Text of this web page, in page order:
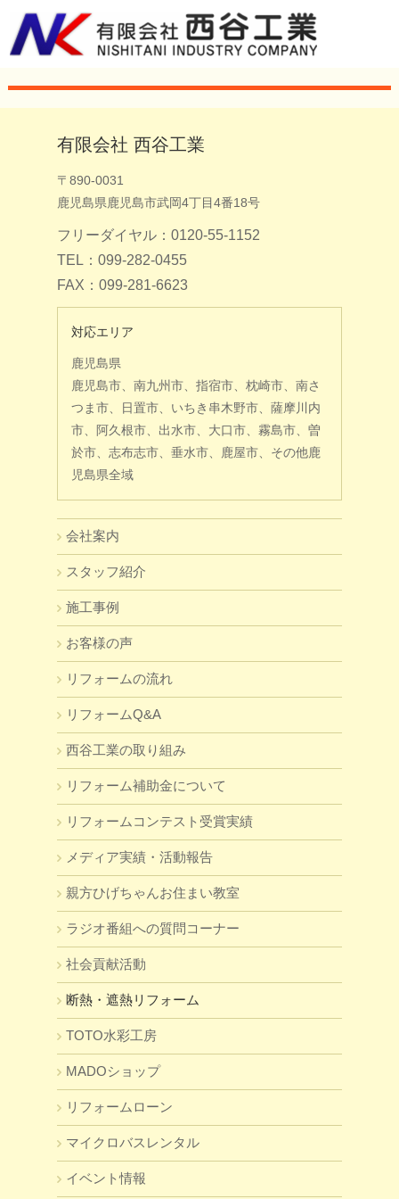
有限会社 西谷工業
〒890-0031
鹿児島県鹿児島市武岡4丁目4番18号
フリーダイヤル：0120-55-1152
TEL：099-282-0455
FAX：099-281-6623
対応エリア
鹿児島県
鹿児島市、南九州市、指宿市、枕崎市、南さ
つま市、日置市、いちき串木野市、薩摩川内
市、阿久根市、出水市、大口市、霧島市、曽
於市、志布志市、垂水市、鹿屋市、その他鹿
児島県全域
会社案内
スタッフ紹介
施工事例
お客様の声
リフォームの流れ
リフォームQ&A
西谷工業の取り組み
リフォーム補助金について
リフォームコンテスト受賞実績
メディア実績・活動報告
親方ひげちゃんお住まい教室
ラジオ番組への質問コーナー
社会貢献活動
断熱・遮熱リフォーム
TOTO水彩工房
MADOショップ
リフォームローン
マイクロバスレンタル
イベント情報